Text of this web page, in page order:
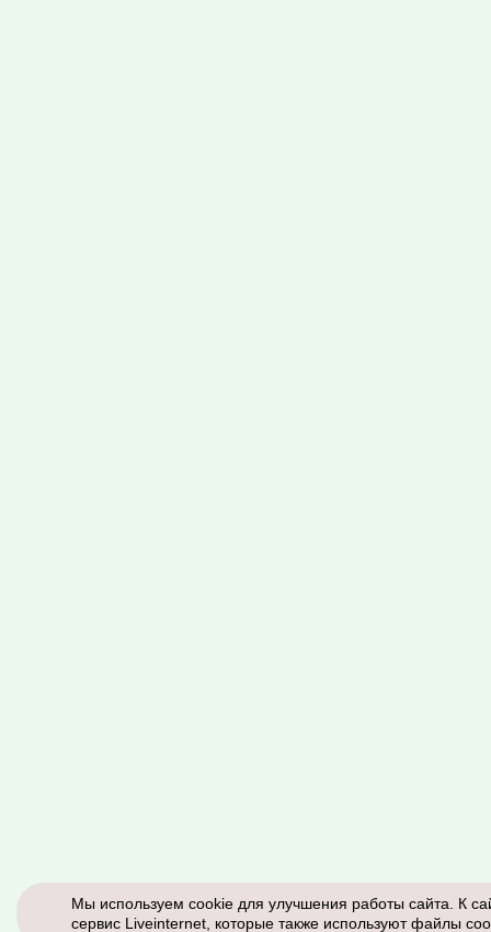
Мы используем cookie для улучшения работы сайта. К
сервис Liveinternet, которые также используют файлы